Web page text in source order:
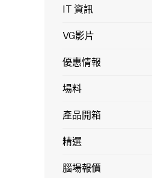
IT 資訊
VG影片
優惠情報
場料
產品開箱
精選
腦場報價